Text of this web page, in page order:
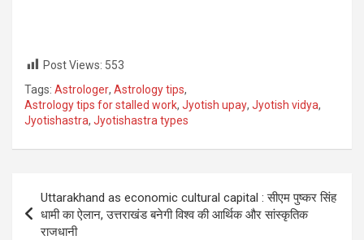
Post Views: 553
Tags: Astrologer, Astrology tips,
Astrology tips for stalled work, Jyotish upay, Jyotish vidya,
Jyotishastra, Jyotishastra types
navigation
Uttarakhand as economic cultural capital : सीएम पुष्कर सिंह
धामी का ऐलान, उत्तराखंड बनेगी विश्व की आर्थिक और सांस्कृतिक
राजधानी